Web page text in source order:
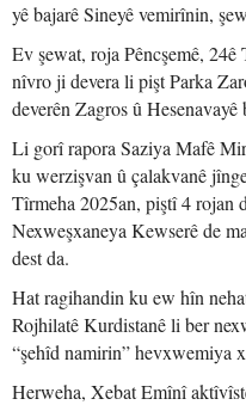
yê bajarê Sineyê vemirînin,
Ev şewat, roja Pêncşemê,
nîvro ji devera li pişt Parka
deverên Zagros û Hesenavayê
Li gorî rapora Saziya Mafê
ku werzişvan û çalakvanê
Tîrmeha 2025an, piştî 4 rojan
Nexweşxaneya Kewserê de
dest da.
Hat ragihandin ku ew hîn
Rojhilatê Kurdistanê li ber
“şehîd namirin” hevxwemiya
Herweha, Xebat Emînî